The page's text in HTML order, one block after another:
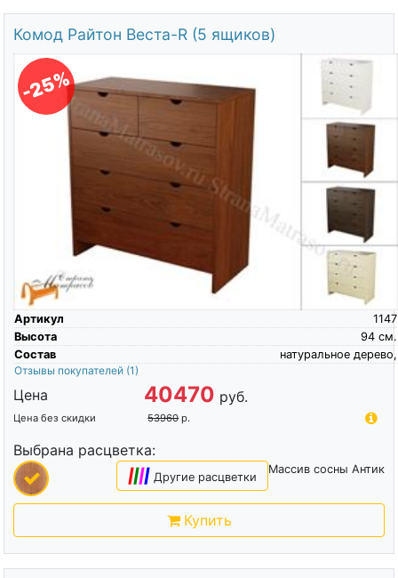
Комод Райтон Веста-R (5 ящиков)
-25%
Артикул
1147
Высота
см.
94
Состав
натуральное дерево,
Отзывы покупателей (1)
Цена 40470 руб.
Цена без скидки 53960 р.
Выбрана расцветка:
Массив сосны Антик
|||| Другие расцветки
Купить